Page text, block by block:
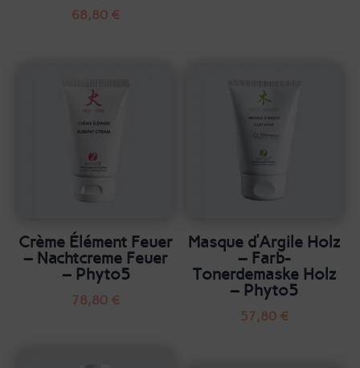
68,80 €
Crème Élément Feuer
– Nachtcreme Feuer
– Phyto5
78,80 €
Masque d’Argile Holz
– Farb-
Tonerdemaske Holz
– Phyto5
57,80 €